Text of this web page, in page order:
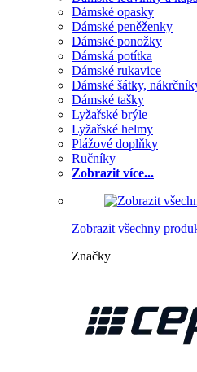
Dámské opasky
Dámské peněženky
Dámské ponožky
Dámská potítka
Dámské rukavice
Dámské šátky,
Dámské tašky
Lyžařské brýle
Lyžařské helmy
Plážové doplňky
Ručníky
Zobrazit více...
Zobrazit všechny
Značky